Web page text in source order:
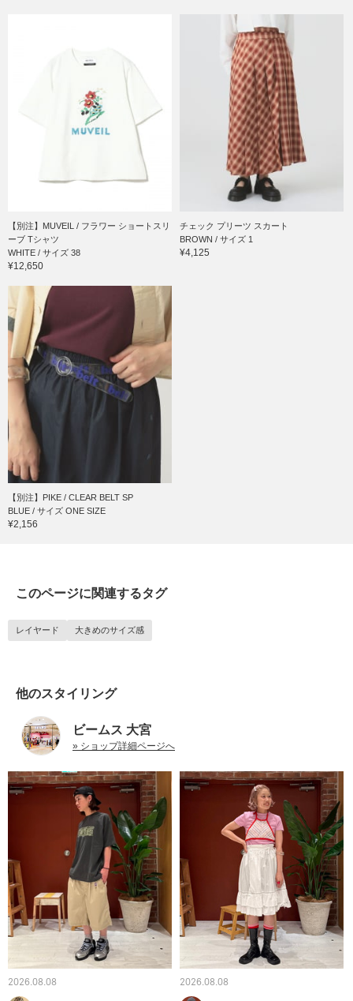
【別注】MUVEIL / フラワー ショートスリ
ーブ Tシャツ
WHITE / サイズ 38
¥12,650
チェック プリーツ スカート
BROWN / サイズ 1
¥4,125
【別注】PIKE / CLEAR BELT SP
BLUE / サイズ ONE SIZE
¥2,156
このページに関連するタグ
レイヤード 大きめのサイズ感
他のスタイリング
ビームス 大宮
» ショップ詳細ページへ
2026.08.08 2026.08.08